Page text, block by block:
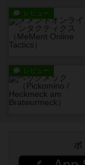
レビュー
レビュー
ボ